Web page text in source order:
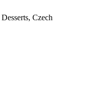
Czech